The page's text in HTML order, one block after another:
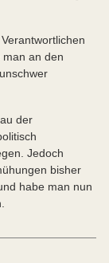
an den
der
Jedoch
bisher
habe man nun